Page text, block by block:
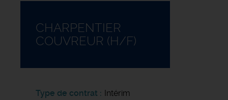
CHARPENTIER
COUVREUR (H/F)
Type de contrat
Intérim